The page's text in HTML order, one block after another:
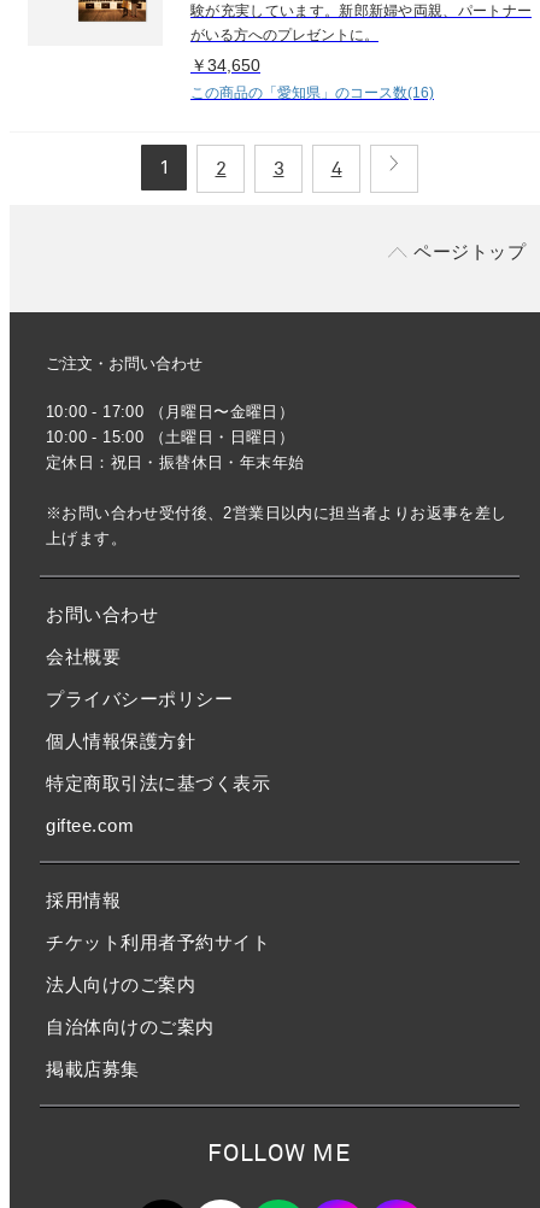
験が充実しています。新郎新婦や両親、パートナー
がいる方へのプレゼントに。
￥34,650
この商品の「愛知県」のコース数(16)
1 2 3 4
ページトップ
ご注文・お問い合わせ
10:00 - 17:00 （月曜日〜金曜日）
10:00 - 15:00 （土曜日・日曜日）
定休日：祝日・振替休日・年末年始
※お問い合わせ受付後、2営業日以内に担当者よりお返事を差し
上げます。
お問い合わせ
会社概要
プライバシーポリシー
個人情報保護方針
特定商取引法に基づく表示
giftee.com
採用情報
チケット利用者予約サイト
法人向けのご案内
自治体向けのご案内
掲載店募集
FOLLOW ME